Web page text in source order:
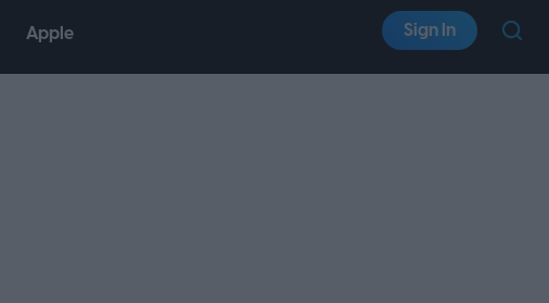
Apple Sign In